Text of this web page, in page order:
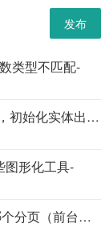
发布
类型不匹配-
[Dotnet core] 使用人大金仓数据库，初始化实体出错-
图形化工具-
[Dotnet core] asp.net mvc 5 配合哪个分页（前台展示，非AJAX）控件使用最好，有没有DEMO？-